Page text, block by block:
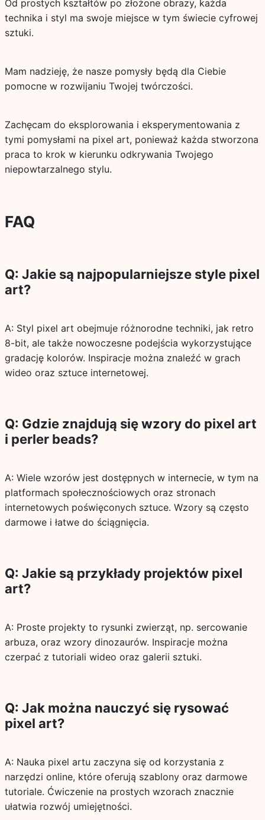
Od prostych kształtów po złożone obrazy, każda
technika i styl ma swoje miejsce w tym świecie cyfrowej
sztuki.
Mam nadzieję, że nasze pomysły będą dla Ciebie
pomocne w rozwijaniu Twojej twórczości.
Zachęcam do eksplorowania i eksperymentowania z
tymi pomysłami na pixel art, ponieważ każda stworzona
praca to krok w kierunku odkrywania Twojego
niepowtarzalnego stylu.
FAQ
Q: Jakie są najpopularniejsze style pixel
art?
A: Styl pixel art obejmuje różnorodne techniki, jak retro
8-bit, ale także nowoczesne podejścia wykorzystujące
gradację kolorów. Inspiracje można znaleźć w grach
wideo oraz sztuce internetowej.
Q: Gdzie znajdują się wzory do pixel art
i perler beads?
A: Wiele wzorów jest dostępnych w internecie, w tym na
platformach społecznościowych oraz stronach
internetowych poświęconych sztuce. Wzory są często
darmowe i łatwe do ściągnięcia.
Q: Jakie są przykłady projektów pixel
art?
A: Proste projekty to rysunki zwierząt, np. sercowanie
arbuza, oraz wzory dinozaurów. Inspiracje można
czerpać z tutoriali wideo oraz galerii sztuki.
Q: Jak można nauczyć się rysować
pixel art?
A: Nauka pixel artu zaczyna się od korzystania z
narzędzi online, które oferują szablony oraz darmowe
tutoriale. Ćwiczenie na prostych wzorach znacznie
ułatwia rozwój umiejętności.